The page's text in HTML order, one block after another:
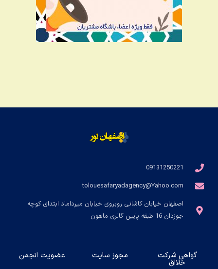
09131250221
tolouesafaryadagency@Yahoo.com
اصفهان خیابان کاشانی روبروی خیابان میرداماد ابتدای کوچه
جوزدان 16 طبقه پایین گالری ماهون
گواهی شرکت
خلااق
مجوز سایت عضویت انجمن